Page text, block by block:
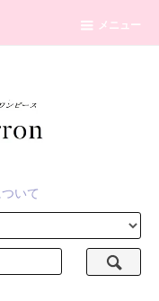
メニュー
いて